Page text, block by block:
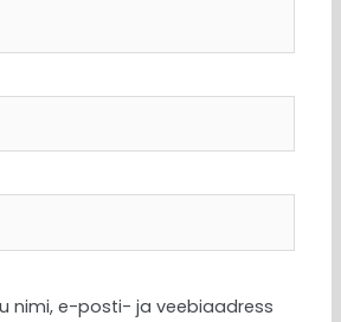
nimi, e-posti- ja veebiaadress